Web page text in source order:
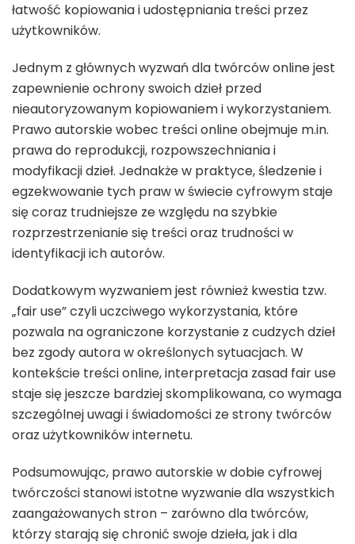
łatwość kopiowania i udostępniania treści przez
użytkowników.
Jednym z głównych wyzwań dla twórców online jest
zapewnienie ochrony swoich dzieł przed
nieautoryzowanym kopiowaniem i wykorzystaniem.
Prawo autorskie wobec treści online obejmuje m.in.
prawa do reprodukcji, rozpowszechniania i
modyfikacji dzieł. Jednakże w praktyce, śledzenie i
egzekwowanie tych praw w świecie cyfrowym staje
się coraz trudniejsze ze względu na szybkie
rozprzestrzenianie się treści oraz trudności w
identyfikacji ich autorów.
Dodatkowym wyzwaniem jest również kwestia tzw.
„fair use” czyli uczciwego wykorzystania, które
pozwala na ograniczone korzystanie z cudzych dzieł
bez zgody autora w określonych sytuacjach. W
kontekście treści online, interpretacja zasad fair use
staje się jeszcze bardziej skomplikowana, co wymaga
szczególnej uwagi i świadomości ze strony twórców
oraz użytkowników internetu.
Podsumowując, prawo autorskie w dobie cyfrowej
twórczości stanowi istotne wyzwanie dla wszystkich
zaangażowanych stron – zarówno dla twórców,
którzy starają się chronić swoje dzieła, jak i dla